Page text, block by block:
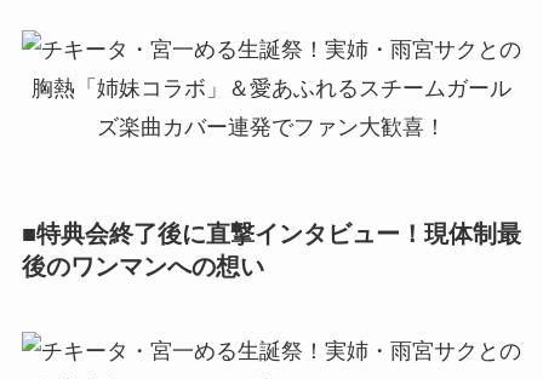
■特典会終了後に直撃インタビュー！現体制最
後のワンマンへの想い